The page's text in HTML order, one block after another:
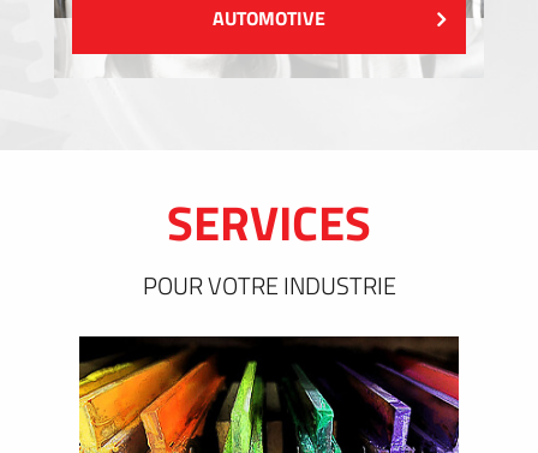
AUTOMOTIVE
SERVICES
POUR VOTRE INDUSTRIE